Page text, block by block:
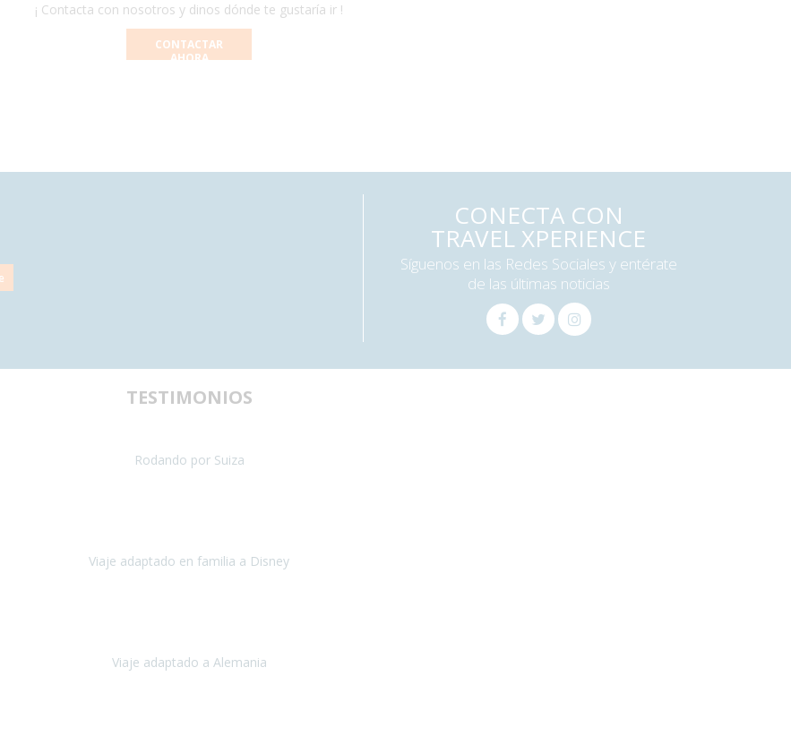
¡ Contacta con nosotros y dinos dónde te gustaría ir !
CONTACTAR
AHORA
CONECTA CON
TRAVEL XPERIENCE
Síguenos en las Redes Sociales y entérate
de las últimas noticias
TESTIMONIOS
Rodando por Suiza
Viaje adaptado en familia a Disney
Viaje adaptado a Alemania